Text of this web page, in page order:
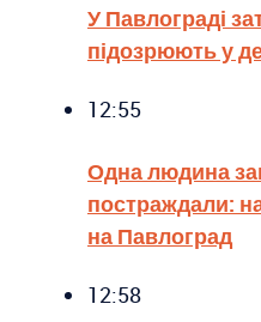
У Павлограді
підозрюють у
12:55
Одна людина
постраждали:
на Павлоград
12:58